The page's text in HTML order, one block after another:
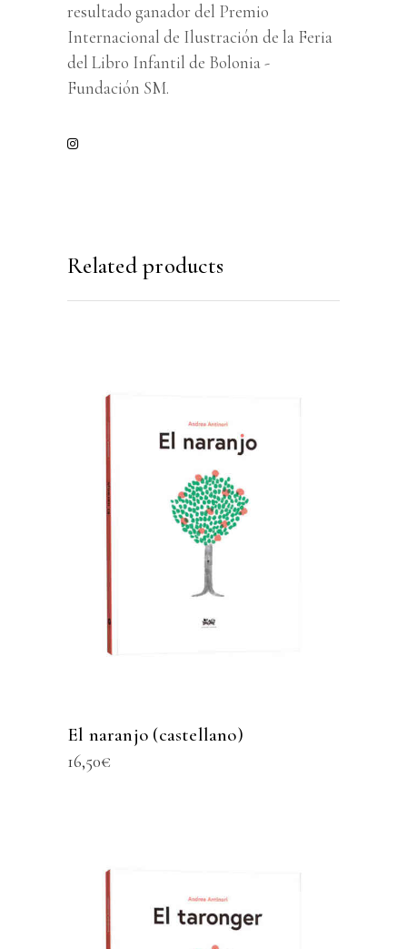
resultado ganador del Premio
Internacional de Ilustración de la Feria
del Libro Infantil de Bolonia -
Fundación SM.
Related products
El naranjo (castellano)
16,50€